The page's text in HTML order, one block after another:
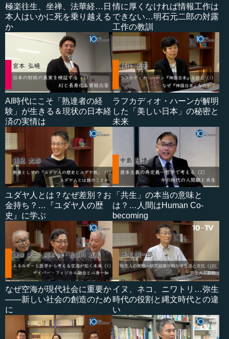
極楽往生、坐禅、法華経…日
本人はいかに死を乗り越える
か
情に厚くなければ情報工作は
できない…明石元二郎の対露
工作の教訓
AI時代にこそ「熟達者の経
験」が生きる＆現状の日本経
済の実情は
ラフカディオ・ハーンが解明
した「美しい日本」の秘密と
未来
ユダヤ人とは？なぜ差別？お
金持ち？…『ユダヤ人の歴
史』に学ぶ
「共生」の本当の意味と
は？…人間はHuman Co-
becoming
なぜ空海が現代社会に重要か
――新しい社会の創造のため
に
イヌ、ネコ、ニワトリ…弥生
時代の役割と縄文時代との違
い